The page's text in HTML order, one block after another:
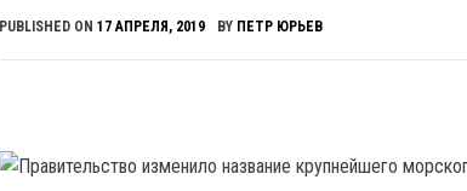
PUBLISHED ON 17 АПРЕЛЯ, 2019 BY ПЕТР ЮРЬЕВ